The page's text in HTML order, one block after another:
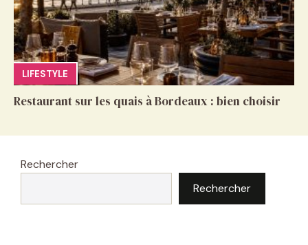
LIFESTYLE
Restaurant sur les quais à Bordeaux : bien choisir
Rechercher
Rechercher